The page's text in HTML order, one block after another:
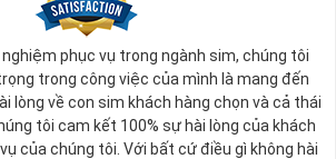
phục vụ trong ngành sim, chúng tôi
trong công việc của mình là mang đến
lòng về con sim khách hàng chọn và cả thái
tôi cam kết 100% sự hài lòng của khách
của chúng tôi. Với bất cứ điều gì không hài